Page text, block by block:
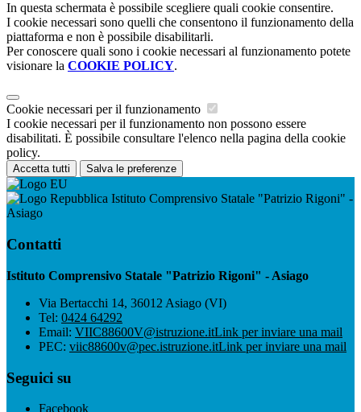
In questa schermata è possibile scegliere quali cookie consentire.
I cookie necessari sono quelli che consentono il funzionamento della
piattaforma e non è possibile disabilitarli.
Per conoscere quali sono i cookie necessari al funzionamento potete
visionare la COOKIE POLICY.
Cookie necessari per il funzionamento
I cookie necessari per il funzionamento non possono essere
disabilitati. È possibile consultare l'elenco nella pagina della cookie
policy.
Accetta tutti Salva le preferenze
Istituto Comprensivo Statale "Patrizio Rigoni" -
Asiago
Contatti
Istituto Comprensivo Statale "Patrizio Rigoni" - Asiago
Via Bertacchi 14, 36012 Asiago (VI)
Tel: 0424 64292
Email: VIIC88600V@istruzione.itLink per inviare una mail
PEC: viic88600v@pec.istruzione.itLink per inviare una mail
Seguici su
Facebook